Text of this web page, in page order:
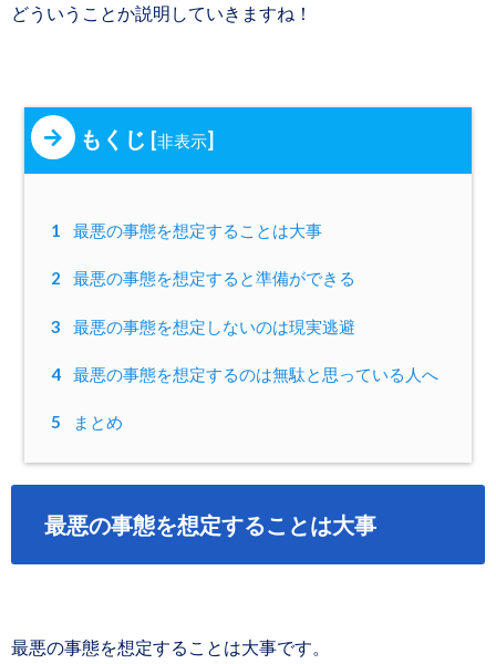
どういうことか説明していきますね！
もくじ [非表示]
1 最悪の事態を想定することは大事
2 最悪の事態を想定すると準備ができる
3 最悪の事態を想定しないのは現実逃避
4 最悪の事態を想定するのは無駄と思っている人へ
5 まとめ
最悪の事態を想定することは大事
最悪の事態を想定することは大事です。